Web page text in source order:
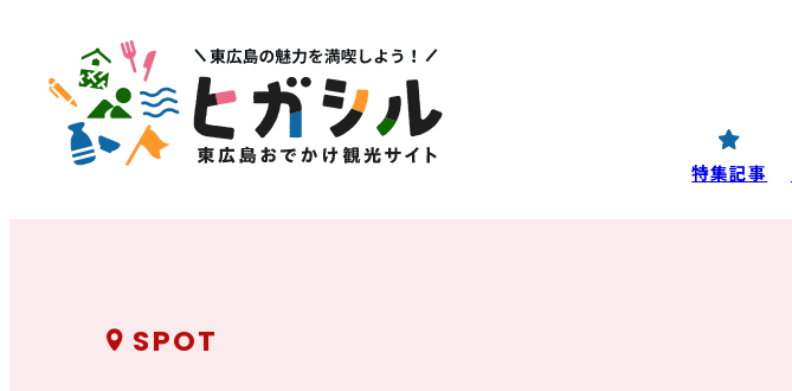
特集記事
SPOT
メニュー
MENU
西条酒蔵通り特設ページ